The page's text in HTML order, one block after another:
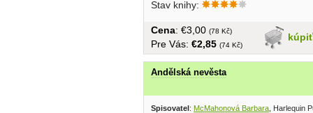
Stav knihy:
kúpiť
Cena: €3,00 (78 Kč)
Pre Vás: €2,85 (74 Kč)
Andělská nevěsta
Spisovatel: McMahonová Barbara , Harlequin